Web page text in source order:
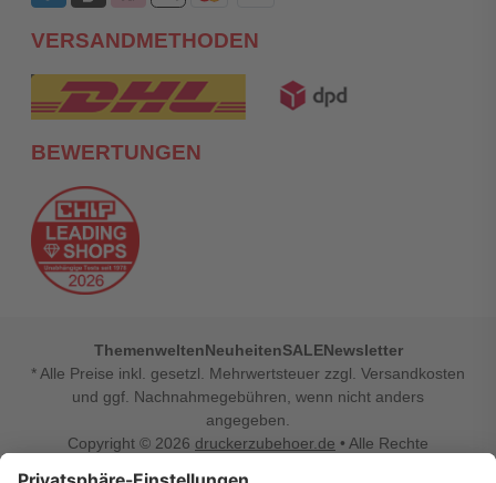
VERSANDMETHODEN
BEWERTUNGEN
ThemenweltenNeuheitenSALENewsletter
* Alle Preise inkl. gesetzl. Mehrwertsteuer zzgl. Versandkosten
und ggf. Nachnahmegebühren, wenn nicht anders
angegeben.
Copyright © 2026 druckerzubehoer.de • Alle Rechte